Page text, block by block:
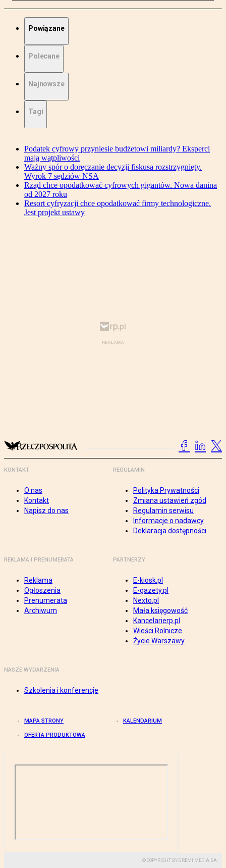
Powiązane
Polecane
Najnowsze
Tagi
Podatek cyfrowy przyniesie budżetowi miliardy? Eksperci
mają wątpliwości
Ważny spór o doręczanie decyzji fiskusa rozstrzygnięty.
Wyrok 7 sędziów NSA
Rząd chce opodatkować cyfrowych gigantów. Nowa danina
od 2027 roku
Resort cyfryzacji chce opodatkować firmy technologiczne.
Jest projekt ustawy
KONTAKT
O nas
Kontakt
Napisz do nas
REGULAMIN
Polityka Prywatności
Zmiana ustawień zgód
Regulamin serwisu
Informacje o nadawcy
Deklaracja dostępności
REKLAMA I PRENUMERATA
Reklama
Ogłoszenia
Prenumerata
Archiwum
PARTNERZY
E-kiosk.pl
E-gazety.pl
Nexto.pl
Mała księgowość
Kancelarierp.pl
Wieści Rolnicze
Życie Warszawy
NASZE WYDARZENIA
Szkolenia i konferencje
MAPA STRONY KALENDARIUM
OFERTA PRODUKTOWA
© COPYRIGHT BY GREMI MEDIA SA